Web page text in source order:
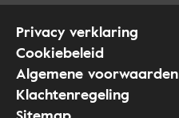
Privacy verklaring
Cookiebeleid
Algemene voorwaarden
Klachtenregeling